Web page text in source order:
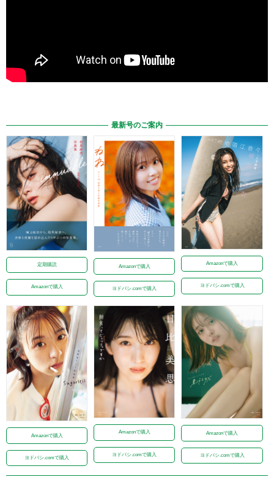
最新号のご案内
定期購読
Amazonで購入
Amazonで購入
ヨドバシ.comで購入
Amazonで購入
ヨドバシ.comで購入
Amazonで購入
ヨドバシ.comで購入
Amazonで購入
ヨドバシ.comで購入
Amazonで購入
ヨドバシ.comで購入